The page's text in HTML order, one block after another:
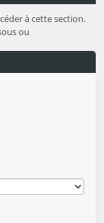
à cette section.
ou